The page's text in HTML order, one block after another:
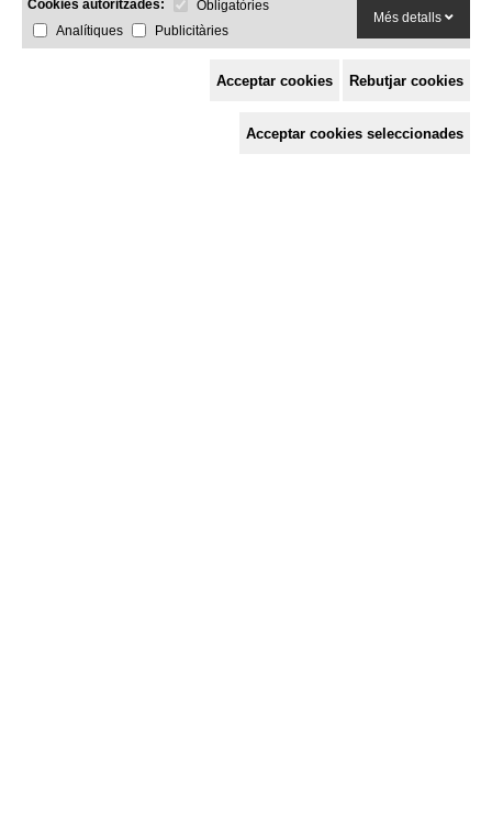
Cookies autoritzades:
Obligatòries
Analítiques
Publicitàries
Més detalls
Acceptar cookies Rebutjar cookies
Acceptar cookies seleccionades
c/ Mestre Francesc Civil,